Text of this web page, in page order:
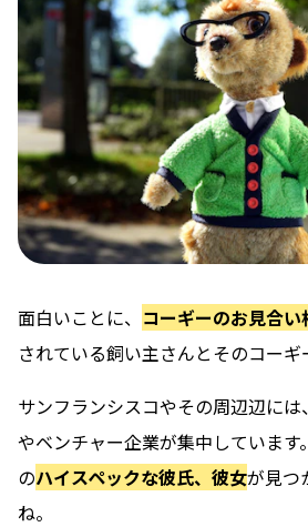
面白いことに、 コーギーのお見合い
されている飼い主さんとそのコーギ
サンフランシスコやその周辺辺に
やベンチャー企業が集中しています
のハイスペックな彼氏、彼女が見つ
ね。